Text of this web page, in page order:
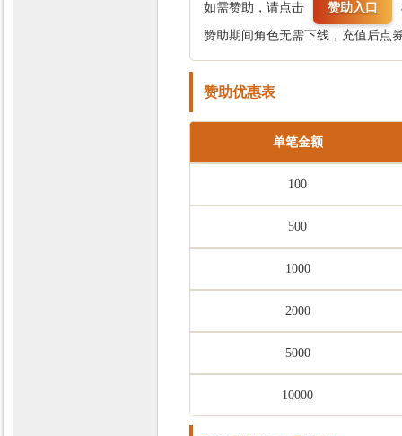
如需赞助，请点击 赞助入口
赞助期间角色无需下线，充值后点
赞助优惠表
单笔金额
100
500
1000
2000
5000
10000